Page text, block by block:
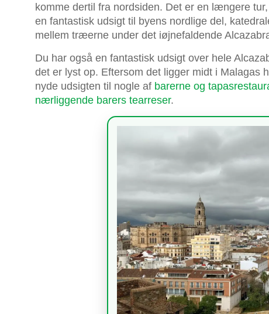
komme dertil fra nordsiden. Det er en længere
en fantastisk udsigt til byens nordlige del,
mellem træerne under det iøjnefaldende
Du har også en fantastisk udsigt over hele
det er lyst op. Eftersom det ligger midt i Malagas
nyde udsigten til nogle af barerne og
nærliggende barers tearreser.